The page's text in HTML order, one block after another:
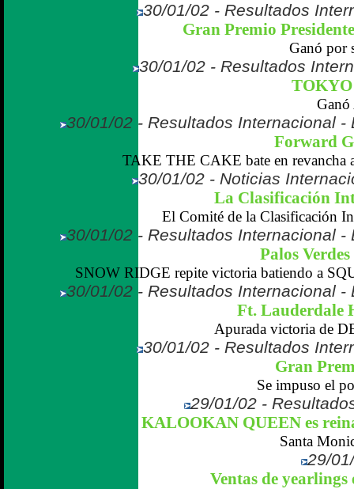
30/01/02 - Resultados
Gran Premio
Ganó por
30/01/02 - Resultados
Ganó
30/01/02 - Resultados Internacional -
Forward
TAKE THE CAKE bate en revancha
30/01/02 - Noticias
La Clasificación
El Comité de la Clasificación
30/01/02 - Resultados Internacional -
Palos
SNOW RIDGE repite victoria batiendo a
30/01/02 - Resultados Internacional -
Ft. Lauderdale
Apurada victoria de
30/01/02 - Resultados
Gran
Se impuso el
29/01/02 -
KALOOKAN QUEEN es
Santa
29/
Ventas de